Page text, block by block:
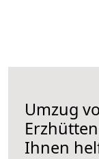
Umzug
Ihnen